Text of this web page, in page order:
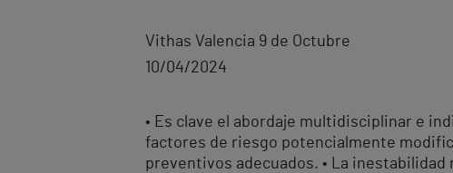
Vithas Valencia 9 de Octubre
10/04/2024
• Es clave el abordaje multidisciplinar e
factores de riesgo potencialmente
preventivos adecuados. • La